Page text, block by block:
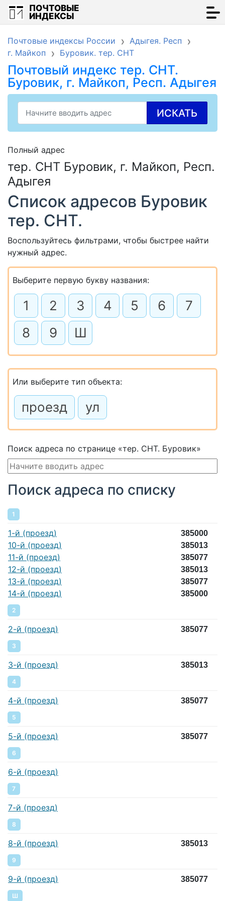
ПОЧТОВЫЕ
ИНДЕКСЫ
Почтовые индексы России
Адыгея. Респ
г. Майкоп
Буровик. тер. СНТ
Почтовый индекс тер. СНТ.
Буровик, г. Майкоп, Респ. Адыгея
ИСКАТЬ
Полный адрес
тер. СНТ Буровик, г. Майкоп, Респ.
Адыгея
Список адресов Буровик
тер. СНТ.
Воспользуйтесь фильтрами, чтобы быстрее найти
нужный адрес.
Выберите первую букву названия:
1 2 3 4 5 6
7
8
9 Ш
Или выберите тип объекта:
проезд ул
Поиск адреса по странице «тер. СНТ. Буровик»
Поиск адреса по списку
1
1-й (проезд) 385000
10-й (проезд) 385013
11-й (проезд) 385077
12-й (проезд) 385013
13-й (проезд) 385077
14-й (проезд) 385000
2
2-й (проезд) 385077
3
3-й (проезд) 385013
4
4-й (проезд) 385077
5
5-й (проезд) 385077
6
6-й (проезд)
7
7-й (проезд)
8
8-й (проезд) 385013
9
9-й (проезд) 385077
Ш